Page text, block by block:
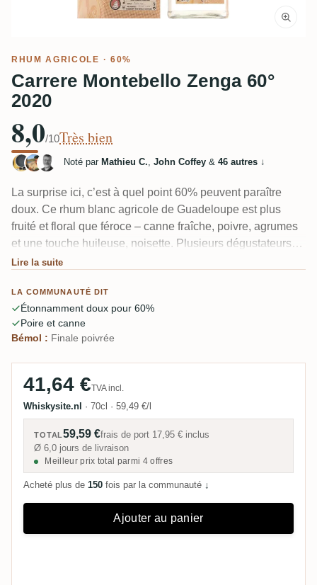
RHUM AGRICOLE · 60%
Carrere Montebello Zenga 60°
2020
8,0/10Très bien
Noté par Mathieu C., John Coffey & 46 autres ↓
La surprise ici, c’est à quel point 60% peuvent paraître
doux. Ce rhum blanc agricole de Guadeloupe est plus
fruité et floral que féroce – canne fraîche, poivre, agrumes
et une touche huileuse, noisette. Plusieurs dégustateurs
jurent qu’il goûte comme une eau-de-vie de poire Williams
aux blancs de Martinique avec une touche plus douce,
plus confite, et légèrement réglissée. Frais, épicé, et plus
facile que le degré ne le laisse penser.
Lire la suite
LA COMMUNAUTÉ DIT
Étonnamment doux pour 60%
Poire et canne
Bémol : Finale poivrée
41,64 €TVA incl.
Whiskysite.nl · 70cl · 59,49 €/l
TOTAL59,59 €frais de port 17,95 € inclus
Ø 6,0 jours de livraison
Meilleur prix total parmi 4 offres
Acheté plus de 150 fois par la communauté ↓
Ajouter au panier